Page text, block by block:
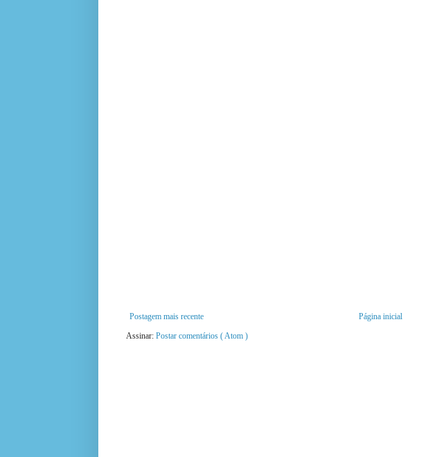
Postagem mais recente
Página inicial
Assinar: Postar comentários ( Atom )